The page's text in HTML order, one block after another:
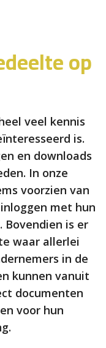
op
veel kennis
is.
en downloads
In onze
voorzien van
met hun
Bovendien is er
waar allerlei
in de
kunnen vanuit
documenten
voor hun